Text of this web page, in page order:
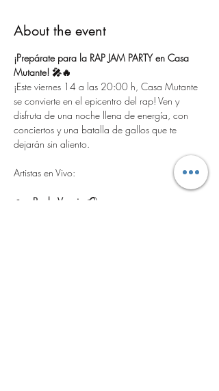
About the event
¡Prepárate para la RAP JAM PARTY en Casa
Mutante! 🎤🔥
¡Este viernes 14 a las 20:00 h, Casa Mutante
se convierte en el epicentro del rap! Ven y
disfruta de una noche llena de energía, con
conciertos y una batalla de gallos que te
dejarán sin aliento.
Paulo Veccia
🎧